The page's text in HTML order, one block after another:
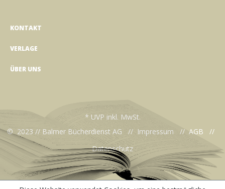
KONTAKT
VERLAGE
ÜBER UNS
* UVP inkl. MwSt.
© 2023 // Balmer Bücherdienst AG // Impressum // AGB //
Datenschutz